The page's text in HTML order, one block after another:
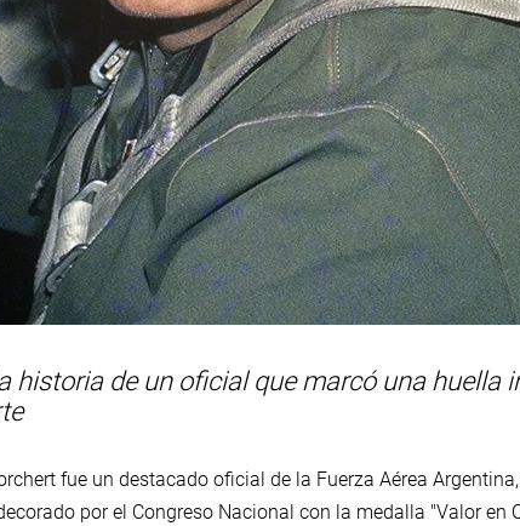
historia de un oficial que marcó una huella
fue un destacado oficial de la Fuerza Aérea
por el Congreso Nacional con la medalla "Valor en